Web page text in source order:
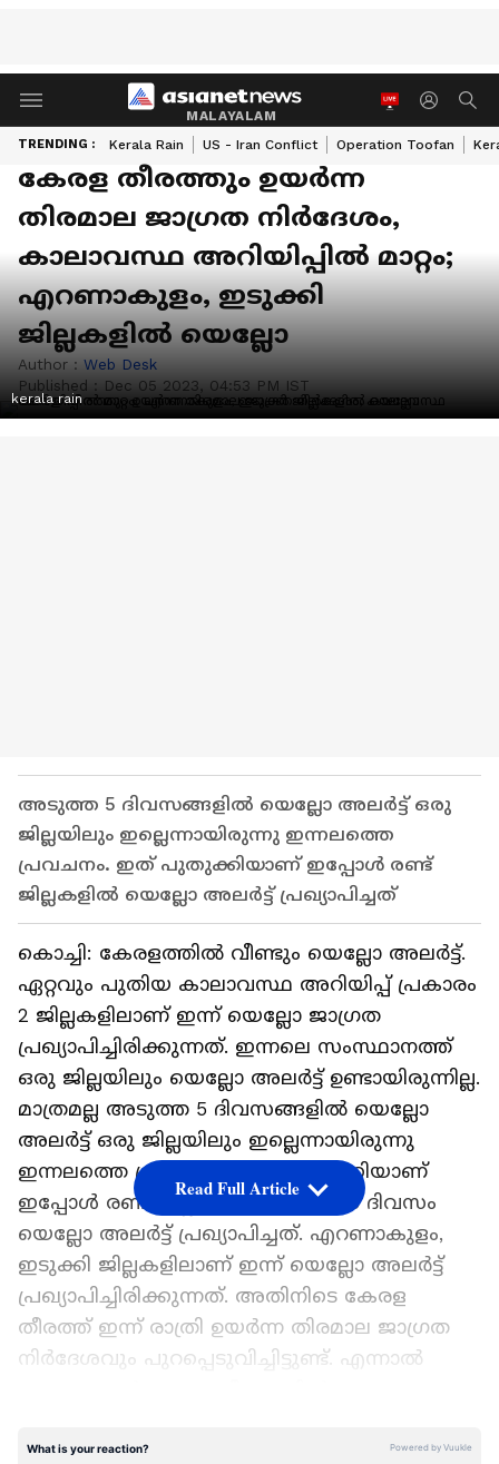
MALAYALAM
TRENDING : Kerala Rain US - Iran Conflict Operation Toofan
കേരള തീരത്തും ഉയർന്ന
തിരമാല ജാഗ്രത നിർദേശം,
കാലാവസ്ഥ അറിയിപ്പിൽ മാറ്റം;
എറണാകുളം, ഇടുക്കി
ജില്ലകളിൽ യെല്ലോ
Author : Web Desk
Published : Dec 05 2023, 04:53 PM IST
kerala rain
അടുത്ത 5 ദിവസങ്ങളിൽ യെല്ലോ അലർട്ട് ഒരു
ജില്ലയിലും ഇല്ലെന്നായിരുന്നു ഇന്നലത്തെ
പ്രവചനം. ഇത് പുതുക്കിയാണ് ഇപ്പോൾ രണ്ട്
ജില്ലകളിൽ യെല്ലോ അലർട്ട് പ്രഖ്യാപിച്ചത്
കൊച്ചി: കേരളത്തിൽ വീണ്ടും യെല്ലോ അലർട്ട്.
ഏറ്റവും പുതിയ കാലാവസ്ഥ അറിയിപ്പ് പ്രകാരം
2 ജില്ലകളിലാണ് ഇന്ന് യെല്ലോ ജാഗ്രത
പ്രഖ്യാപിച്ചിരിക്കുന്നത്. ഇന്നലെ സംസ്ഥാനത്ത്
ഒരു ജില്ലയിലും യെല്ലോ അലർട്ട് ഉണ്ടായിരുന്നില്ല.
മാത്രമല്ല അടുത്ത 5 ദിവസങ്ങളിൽ യെല്ലോ
അലർട്ട് ഒരു ജില്ലയിലും ഇല്ലെന്നായിരുന്നു
ഇന്നലത്തെ പ്രവചനം. ഇത് പുതുക്കിയാണ്
ഇപ്പോൾ രണ്ട് ജില്ലകളിൽ ഇന്നത്തെ ദിവസം
യെല്ലോ അലർട്ട് പ്രഖ്യാപിച്ചത്. എറണാകുളം,
ഇടുക്കി ജില്ലകളിലാണ് ഇന്ന് യെല്ലോ അലർട്ട്
പ്രഖ്യാപിച്ചിരിക്കുന്നത്. അതിനിടെ കേരള
തീരത്ത് ഇന്ന് രാത്രി ഉയർന്ന തിരമാല ജാഗ്രത
നിർദേശവും പുറപ്പെടുവിച്ചിട്ടുണ്ട്. എന്നാൽ
കാലാവസ്ഥ വകുപ്പ് അറിയിപ്പിൽ പറയുന്നു.
Read Full Article